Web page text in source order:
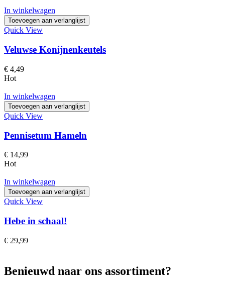
In winkelwagen
Toevoegen aan verlanglijst
Quick View
Veluwse Konijnenkeutels
€ 4,49
Hot
In winkelwagen
Toevoegen aan verlanglijst
Quick View
Pennisetum Hameln
€ 14,99
Hot
In winkelwagen
Toevoegen aan verlanglijst
Quick View
Hebe in schaal!
€ 29,99
Benieuwd naar ons assortiment?